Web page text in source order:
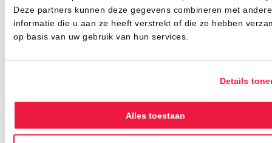
Deze partners kunnen deze gegevens combineren met andere
informatie die u aan ze heeft verstrekt of die ze hebben
op basis van uw gebruik van hun services.
Details
Alles toestaan
samen dat je altijd veilig de weg op gaat met een gordel
die bij jouw stijl past.
allebei mogelijk
Sommige mensen vinden het leuk om zelf aan hun auto